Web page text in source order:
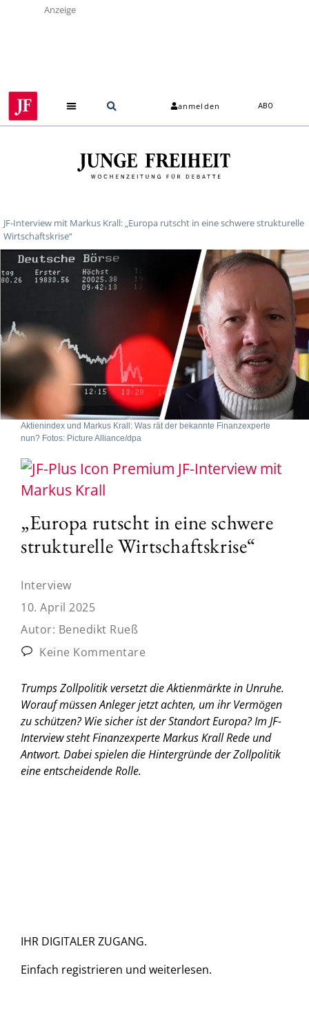
Anzeige
anmelden ABO
JF-Interview mit Markus Krall: „Europa rutscht in eine schwere strukturelle
Wirtschaftskrise“
Aktienindex und Markus Krall: Was rät der bekannte Finanzexperte
nun? Fotos: Picture Alliance/dpa
JF-Interview mit
Markus Krall
„Europa rutscht in eine schwere
strukturelle Wirtschaftskrise“
Interview
10. April 2025
Autor: Benedikt Rueß
Keine Kommentare
Trumps Zollpolitik versetzt die Aktienmärkte in Unruhe.
Worauf müssen Anleger jetzt achten, um ihr Vermögen
zu schützen? Wie sicher ist der Standort Europa? Im JF-
Interview steht Finanzexperte Markus Krall Rede und
Antwort. Dabei spielen die Hintergründe der Zollpolitik
eine entscheidende Rolle.
IHR DIGITALER ZUGANG.
Einfach registrieren und weiterlesen.